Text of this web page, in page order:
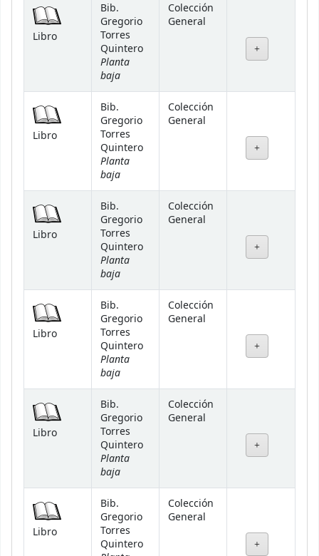
Libro
Bib.
Gregorio
Torres
Quintero
Planta
baja
Colección
General
Libro
Bib.
Gregorio
Torres
Quintero
Planta
baja
Colección
General
Libro
Bib.
Gregorio
Torres
Quintero
Planta
baja
Colección
General
Libro
Bib.
Gregorio
Torres
Quintero
Planta
baja
Colección
General
Libro
Bib.
Gregorio
Torres
Quintero
Planta
baja
Colección
General
Libro
Bib.
Gregorio
Torres
Quintero
Colección
General